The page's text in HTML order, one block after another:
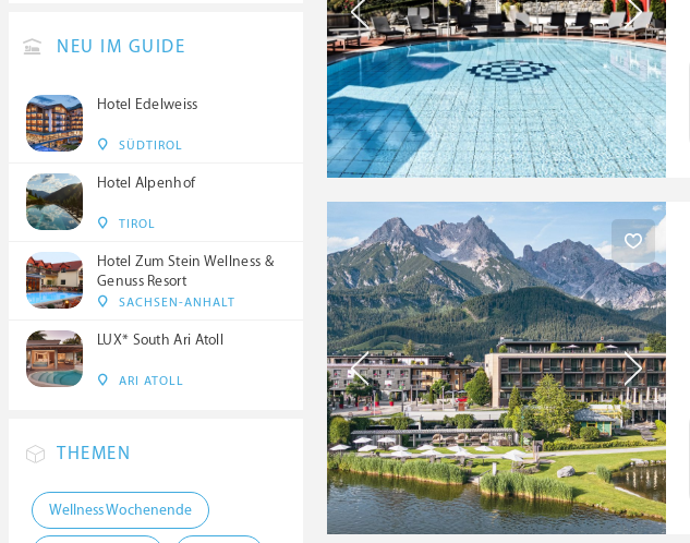
NEU IM GUIDE
Hotel Edelweiss
SÜDTIROL
Hotel Alpenhof
TIROL
Hotel Zum Stein Wellness &
Genuss Resort
SACHSEN-ANHALT
LUX* South Ari Atoll
ARI ATOLL
THEMEN
Wellness Wochenende